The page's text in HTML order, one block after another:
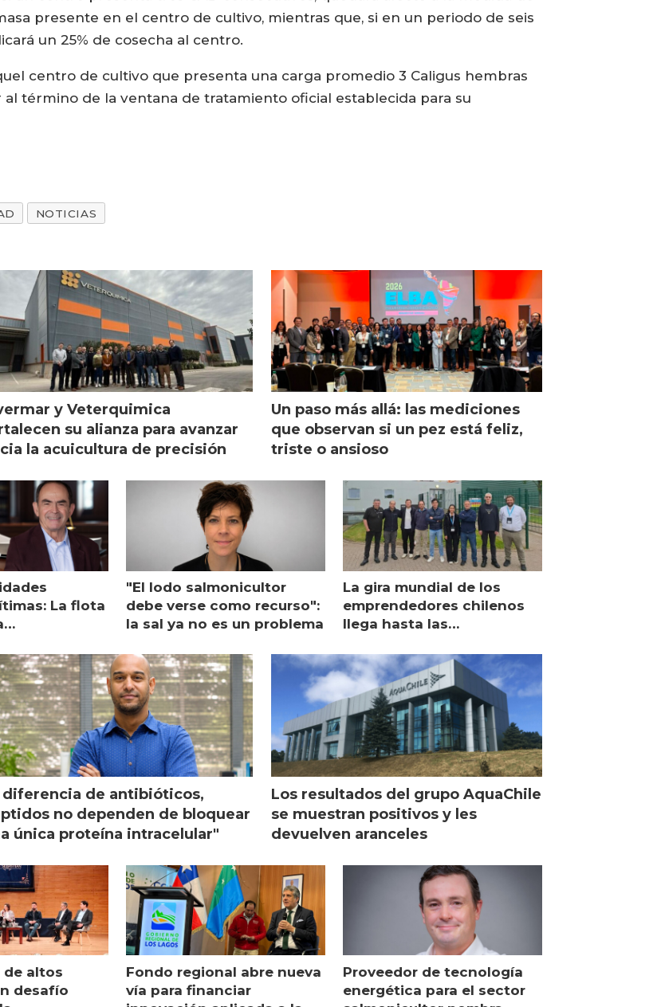
presente en el centro de cultivo, mientras que, si en un periodo de seis
un 25% de cosecha al centro.
centro de cultivo que presenta una carga promedio 3 Caligus hembras
término de la ventana de tratamiento oficial establecida para su
NOTICIAS
y Veterquimica
su alianza para avanzar
la acuicultura de precisión
Un paso más allá: las mediciones
que observan si un pez está feliz,
triste o ansioso
La flota
"El lodo salmonicultor
debe verse como recurso":
la sal ya no es un problema
La gira mundial de los
emprendedores chilenos
llega hasta las
Escocia
diferencia de antibióticos,
no dependen de bloquear
única proteína intracelular"
Los resultados del grupo AquaChile
se muestran positivos y les
devuelven aranceles
de altos
desafío
Fondo regional abre nueva
vía para financiar
Proveedor de tecnología
energética para el sector